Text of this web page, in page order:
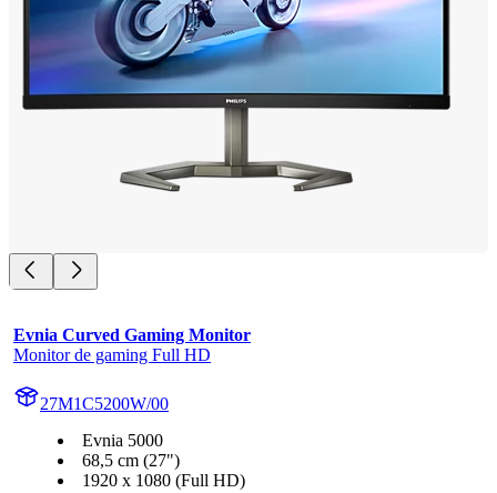
Evnia Curved Gaming Monitor
Monitor de gaming Full HD
27M1C5200W/00
Evnia 5000
68,5 cm (27")
1920 x 1080 (Full HD)